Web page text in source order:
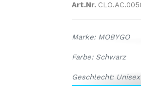
Art.Nr.
Marke: MOBYGO
Farbe: Schwarz
Geschlecht: Unisex